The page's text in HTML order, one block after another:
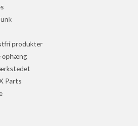
produkter
ophæng
Parts